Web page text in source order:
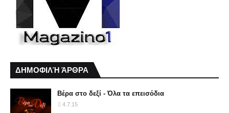
ΔΗΜΟΦΙΛΉ ΆΡΘΡΑ
Βέρα στο δεξί - Όλα τα επεισόδια
4.7.15